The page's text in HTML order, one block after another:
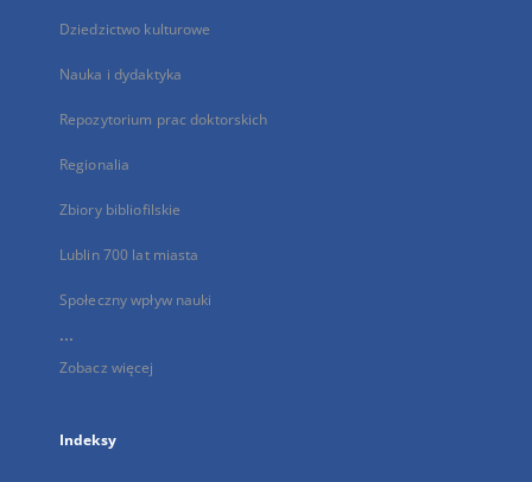
Dziedzictwo kulturowe
Nauka i dydaktyka
Repozytorium prac doktorskich
Regionalia
Zbiory bibliofilskie
Lublin 700 lat miasta
Społeczny wpływ nauki
...
Zobacz więcej
Indeksy